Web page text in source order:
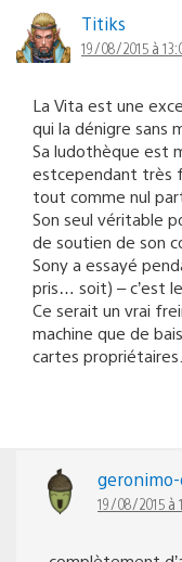
Titiks
19/08/2015 à
La Vita est une
qui la dénigre sans
Sa ludothèque est
estcependant très
tout comme nul
Son seul véritable
de soutien de son
Sony a essayé
pris… soit) – c’est
Ce serait un vrai
machine que de
cartes propriétaires.
19/08/2015 à